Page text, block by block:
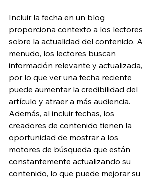
Incluir la fecha en un blog
proporciona contexto a los lectores
sobre la actualidad del contenido. A
menudo, los lectores buscan
información relevante y actualizada,
por lo que ver una fecha reciente
puede aumentar la credibilidad del
artículo y atraer a más audiencia.
Además, al incluir fechas, los
creadores de contenido tienen la
oportunidad de mostrar a los
motores de búsqueda que están
constantemente actualizando su
contenido, lo que puede mejorar su